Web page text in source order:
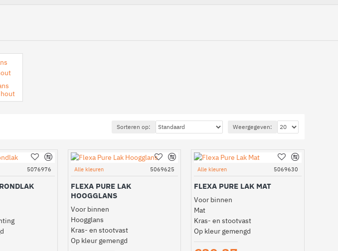
Sorteren op: Weergegeven:
5076976 Alle kleuren 5069625
FLEXA PURE LAK
HOOGGLANS
Voor binnen
Hoogglans
Kras- en stootvast
Op kleur gemengd
Alle kleuren 5069630
FLEXA PURE LAK MAT
Voor binnen
Mat
Kras- en stootvast
Op kleur gemengd